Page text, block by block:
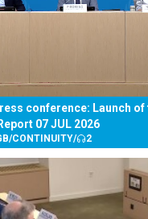
conference: Launch of
07 JUL 2026
/CONTINUITY/ 2